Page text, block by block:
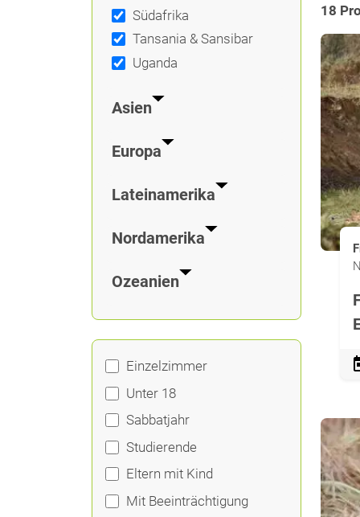
18
Südafrika
Tansania & Sansibar
Uganda
Asien
Europa
Lateinamerika
Nordamerika
Ozeanien
Einzelzimmer
Unter 18
Sabbatjahr
Studierende
Eltern mit Kind
Mit Beeinträchtigung